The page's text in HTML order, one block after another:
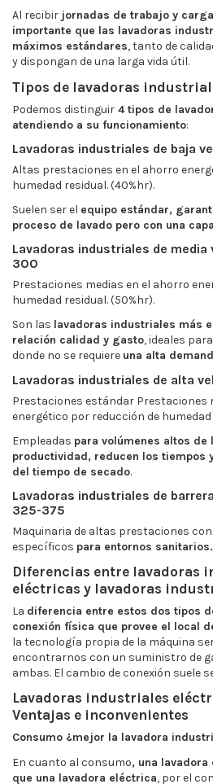
Al recibir jornadas de trabajo y
importante que las lavadoras
máximos estándares, tanto de
y dispongan de una larga vida útil.
Tipos de lavadoras
Podemos distinguir 4 tipos de
atendiendo a su funcionamiento:
Lavadoras industriales de baja
Altas prestaciones en el ahorro
humedad residual. (40%hr).
Suelen ser el equipo estándar,
proceso de lavado pero con una
Lavadoras industriales de media
300
Prestaciones medias en el ahorro
humedad residual. (50%hr).
Son las lavadoras industriales más
relación calidad y gasto, ideales
donde no se requiere una alta
Lavadoras industriales de alta
Prestaciones estándar Prestaciones
energético por reducción de humedad
Empleadas para volúmenes altos de
productividad, reducen los tiempos
del tiempo de secado.
Lavadoras industriales de
325-375
Maquinaria de altas prestaciones
específicos para entornos sanitarios.
Diferencias entre lavadoras
eléctricas y lavadoras
La diferencia entre estos dos tipos
conexión física que provee el local
la tecnología propia de la máquina
encontrarnos con un suministro de
ambas. El cambio de conexión suele
Lavadoras industriales
Ventajas e inconvenientes
Consumo ¿mejor la lavadora
En cuanto al consumo, una
que una lavadora eléctrica, por el